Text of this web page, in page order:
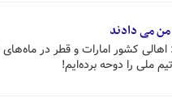
می دادند
کشور امارات و قطر در
ملی را دوحه برده‌ایم!